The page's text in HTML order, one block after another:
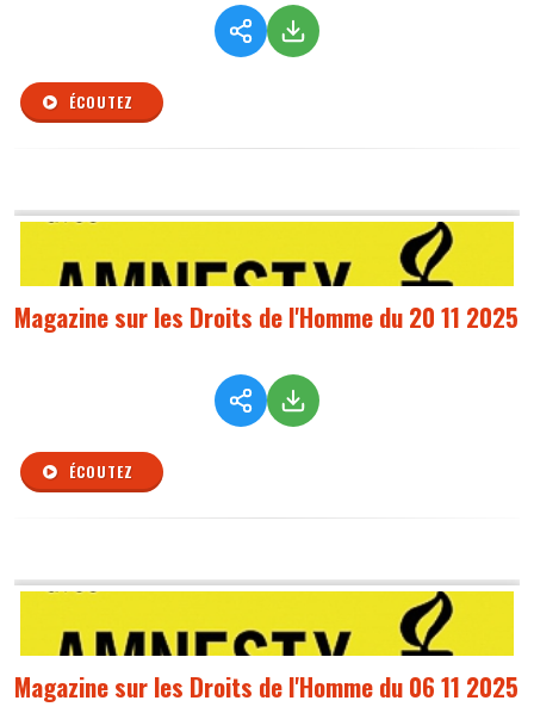
ÉCOUTEZ
Magazine sur les Droits de l'Homme du 20 11 2025
ÉCOUTEZ
Magazine sur les Droits de l'Homme du 06 11 2025